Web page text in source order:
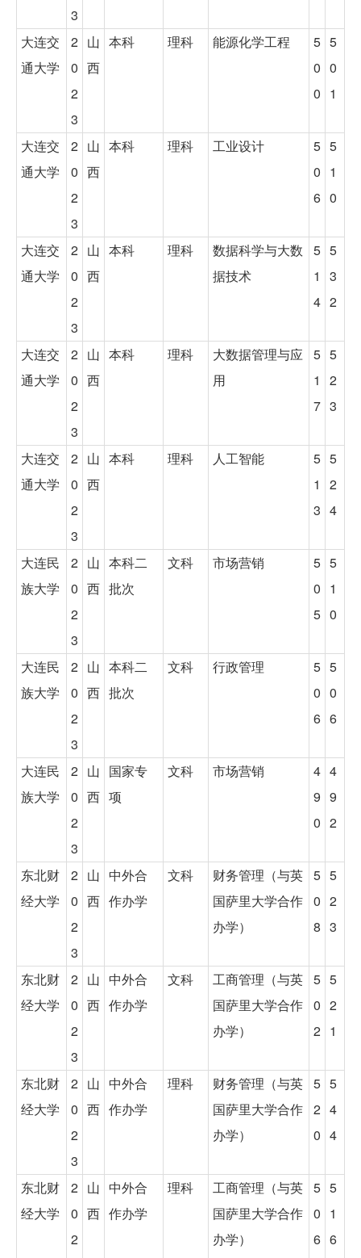
3
大连交
通大学
2
0
2
3
山
西
本科 理科 能源化学工程
5
0
0
5
0
1
大连交
通大学
2
0
2
3
山
西
本科 理科 工业设计
5
0
6
5
1
0
大连交
通大学
2
0
2
3
山
西
本科 理科
数据科学与大数
据技术
5
1
4
5
3
2
大连交
通大学
2
0
2
3
山
西
本科 理科
大数据管理与应
用
5
1
7
5
2
3
大连交
通大学
2
0
2
3
山
西
本科 理科 人工智能
5
1
3
5
2
4
大连民
族大学
2
0
2
3
山
西
本科二
批次
文科 市场营销
5
0
5
5
1
0
大连民
族大学
2
0
2
3
山
西
本科二
批次
文科 行政管理
5
0
6
5
0
6
大连民
族大学
2
0
2
3
山
西
国家专
项
文科 市场营销
4
9
0
4
9
2
东北财
经大学
2
0
2
3
山
西
中外合
作办学
文科
财务管理（与英
国萨里大学合作
办学）
5
0
8
5
2
3
东北财
经大学
2
0
2
3
山
西
中外合
作办学
文科
工商管理（与英
国萨里大学合作
办学）
5
0
2
5
2
1
东北财
经大学
2
0
2
3
山
西
中外合
作办学
理科
财务管理（与英
国萨里大学合作
办学）
5
2
0
5
4
4
东北财
经大学
2
0
2
山
西
中外合
作办学
理科
工商管理（与英
国萨里大学合作
办学）
5
0
6
5
1
6